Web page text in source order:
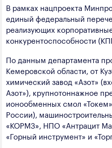
Промышленность
Добыча
полезных ископаемых
Лёгкая промышленность
Лесная промышленность
Пищевая промышленность
dprom@ako.ru
В рамках нацпроекта
единый федеральный
реализующих
конкурентоспособности
По данным департамента
Кемеровской области, от
химический завод «Азот»
Азот»), крупнотоннажное
ионообменных смол
России),
«КОРМЗ», НПО «Антрацит
«Горный инструмент» и